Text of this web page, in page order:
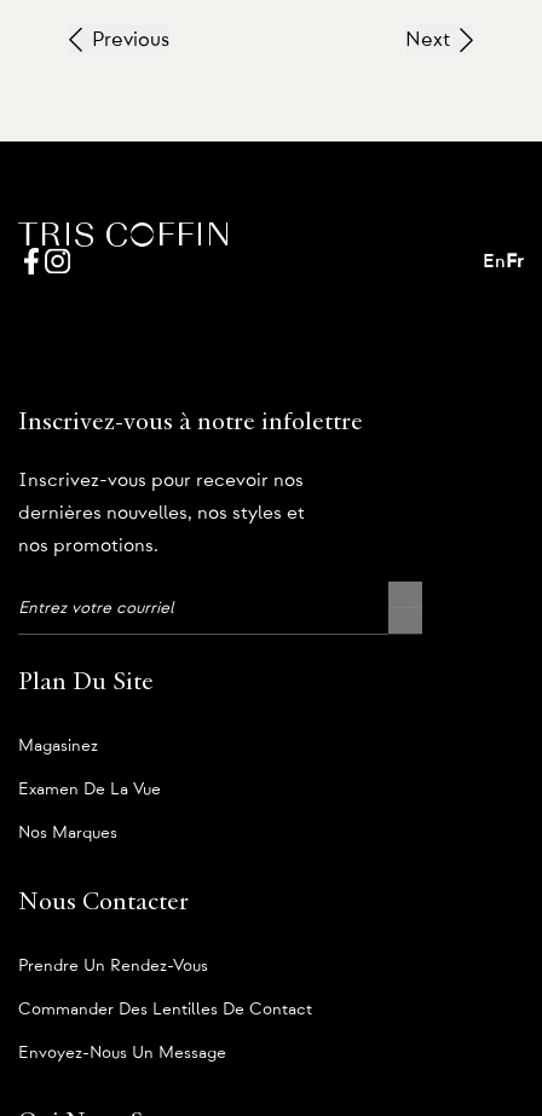
Previous Next
En Fr
Inscrivez-vous à notre infolettre
Inscrivez-vous pour recevoir nos
dernières nouvelles, nos styles et
nos promotions.
Plan Du Site
Magasinez
Examen De La Vue
Nos Marques
Nous Contacter
Prendre Un Rendez-Vous
Commander Des Lentilles De Contact
Envoyez-Nous Un Message